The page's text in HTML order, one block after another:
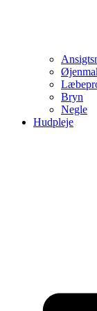
Bryn
Negle
Hudpleje